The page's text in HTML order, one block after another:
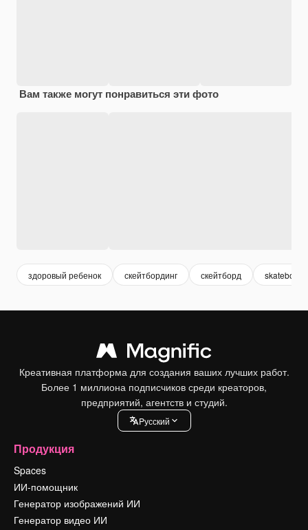
Вам также могут понравиться эти фото
здоровый ребенок скейтбординг скейтборд skateboard
Креативная платформа для создания ваших лучших работ.
Более 1 миллиона подписчиков среди креаторов,
предприятий, агентств и студий.
Pусский
Продукция
Spaces
ИИ-помощник
Генератор изображений ИИ
Генератор видео ИИ